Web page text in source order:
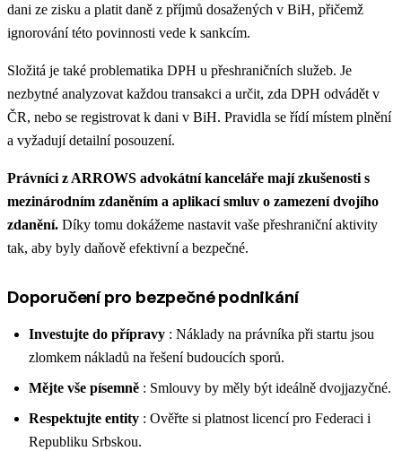
dani ze zisku a platit daně z příjmů dosažených v BiH, přičemž
ignorování této povinnosti vede k sankcím.
Složitá je také problematika DPH u přeshraničních služeb. Je
nezbytné analyzovat každou transakci a určit, zda DPH odvádět v
ČR, nebo se registrovat k dani v BiH. Pravidla se řídí místem plnění
a vyžadují detailní posouzení.
Právníci z ARROWS advokátní kanceláře mají zkušenosti s
mezinárodním zdaněním a aplikací smluv o zamezení dvojího
zdanění. Díky tomu dokážeme nastavit vaše přeshraniční aktivity
tak, aby byly daňově efektivní a bezpečné.
Doporučení pro bezpečné podnikání
Investujte do přípravy : Náklady na právníka při startu jsou
zlomkem nákladů na řešení budoucích sporů.
Mějte vše písemně : Smlouvy by měly být ideálně dvojjazyčné.
Respektujte entity : Ověřte si platnost licencí pro Federaci i
Republiku Srbskou.